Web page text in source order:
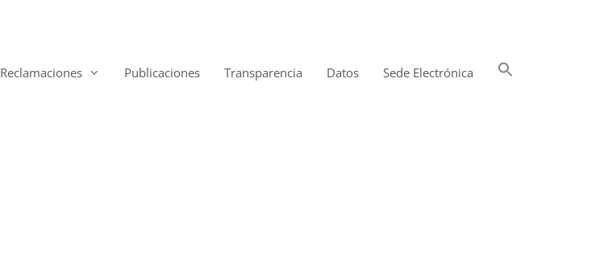
Reclamaciones Publicaciones Transparencia Datos Sede Electrónica